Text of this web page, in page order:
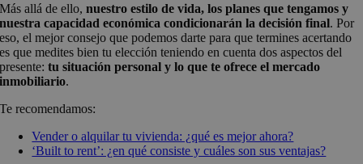
Más allá de ello,nuestro estilo de vida, los planes que tengamos y
nuestra capacidad económica condicionarán la decisión final. Por
eso, el mejor consejo que podemos darte para que termines acertando
es que medites bien tu elección teniendo en cuenta dos aspectos del
presente:tu situación personal y lo que te ofrece el mercado
inmobiliario.
Te recomendamos:
Vender o alquilar tu vivienda: ¿qué es mejor ahora?
‘Built to rent’: ¿en qué consiste y cuáles son sus ventajas?